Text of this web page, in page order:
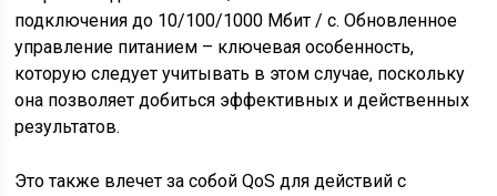
подключения до 10/100/1000 Мбит / с. Обновленное
управление питанием – ключевая особенность,
которую следует учитывать в этом случае, поскольку
она позволяет добиться эффективных и действенных
результатов.
Это также влечет за собой QoS для действий с